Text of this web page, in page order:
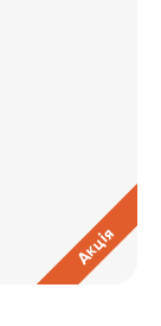
Акція